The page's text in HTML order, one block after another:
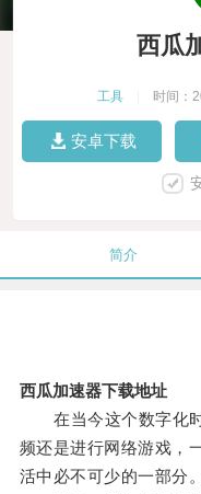
西瓜
工具 时间：
安卓下载
简介
西瓜加速器下载地址
在当今这个数字化时
频还是进行网络游戏，
活中必不可少的一部分。